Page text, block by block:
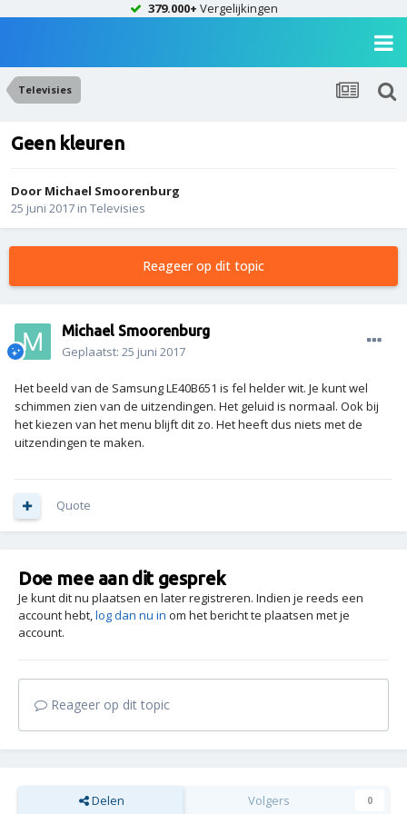
379.000+ Vergelijkingen
Televisies
Geen kleuren
Door Michael Smoorenburg
25 juni 2017 in Televisies
Reageer op dit topic
Michael Smoorenburg
Geplaatst: 25 juni 2017
Het beeld van de Samsung LE40B651 is fel helder wit. Je kunt wel
schimmen zien van de uitzendingen. Het geluid is normaal. Ook bij
het kiezen van het menu blijft dit zo. Het heeft dus niets met de
uitzendingen te maken.
Quote
Doe mee aan dit gesprek
Je kunt dit nu plaatsen en later registreren. Indien je reeds een
account hebt,log dan nu in om het bericht te plaatsen met je
account.
Reageer op dit topic
Delen Volgers 0